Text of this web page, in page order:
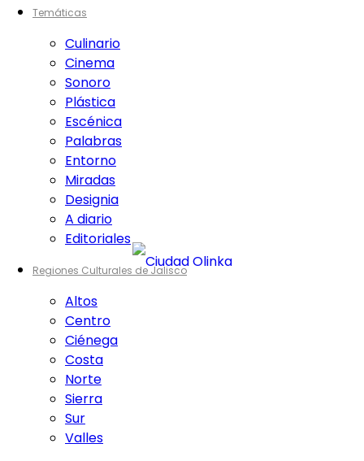
Temáticas
Culinario
Cinema
Sonoro
Plástica
Escénica
Palabras
Entorno
Miradas
Designia
A diario
Editoriales
Regiones Culturales de Jalisco
Altos
Centro
Ciénega
Costa
Norte
Sierra
Sur
Valles